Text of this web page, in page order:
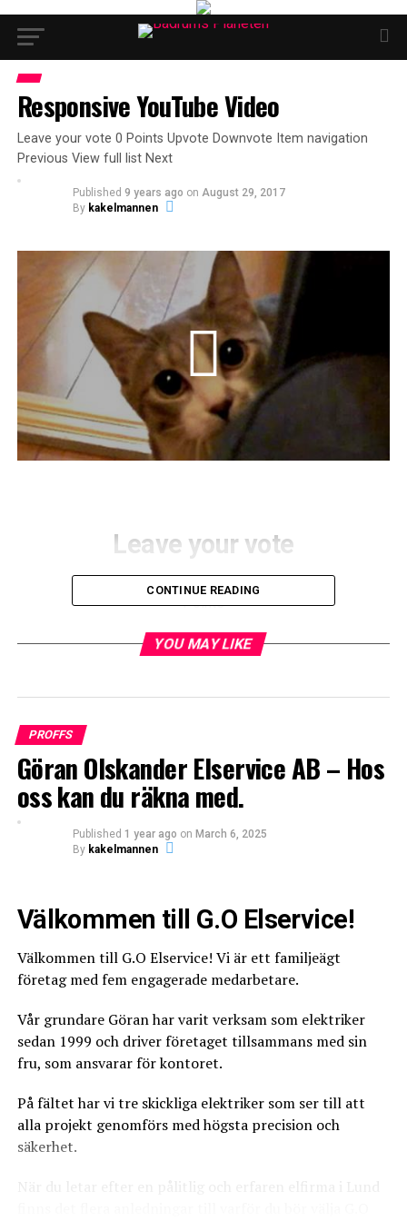
Responsive YouTube Video
Leave your vote 0 Points Upvote Downvote Item navigation
Previous View full list Next
Published 9 years ago on August 29, 2017
By kakelmannen
Leave your vote
0
Points
Previous View full list Next
RELATED TOPICS:
Vi som är bakom Badrumsplaneten, är en grupp av människor
badrumsinredning.
CONTINUE READING
YOU MAY LIKE
PROFFS
Göran Olskander Elservice AB – Hos
oss kan du räkna med.
Published 1 year ago on March 6, 2025
By kakelmannen
Välkommen till G.O Elservice!
Välkommen till G.O Elservice! Vi är ett familjeägt
företag med fem engagerade medarbetare.
Vår grundare Göran har varit verksam som elektriker
sedan 1999 och driver företaget tillsammans med sin
fru, som ansvarar för kontoret.
På fältet har vi tre skickliga elektriker som ser till att
alla projekt genomförs med högsta precision och
säkerhet.